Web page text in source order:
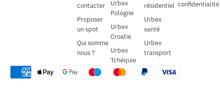
contacter
Proposer
un spot
Qui somme
nous ?
Urbex
Pologne
Urbex
Croatie
Urbex
Tchéquie
résidentiel
Urbex
santé
Urbex
transport
confidentialité